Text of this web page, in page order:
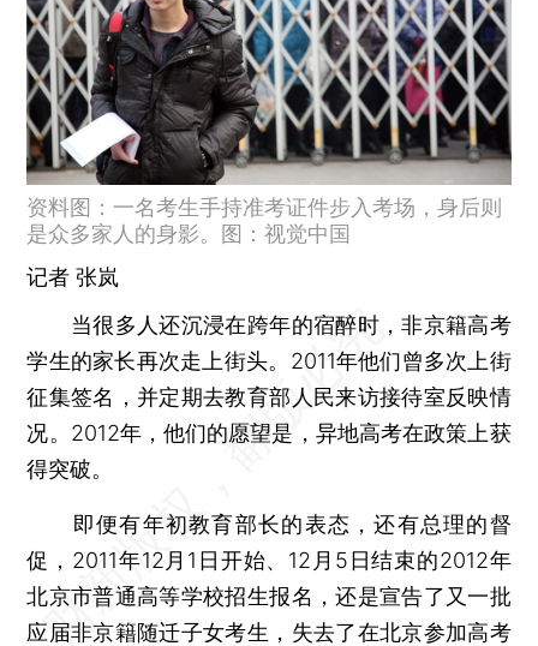
资料图：一名考生手持准考证件步入考场，身后则
是众多家人的身影。图：视觉中国
记者张岚
当很多人还沉浸在跨年的宿醉时，非京籍高考
学生的家长再次走上街头。2011年他们曾多次上街
征集签名，并定期去教育部人民来访接待室反映情
况。2012年，他们的愿望是，异地高考在政策上获
得突破。
即便有年初教育部长的表态，还有总理的督
促，2011年12月1日开始、12月5日结束的2012年
北京市普通高等学校招生报名，还是宣告了又一批
应届非京籍随迁子女考生，失去了在北京参加高考